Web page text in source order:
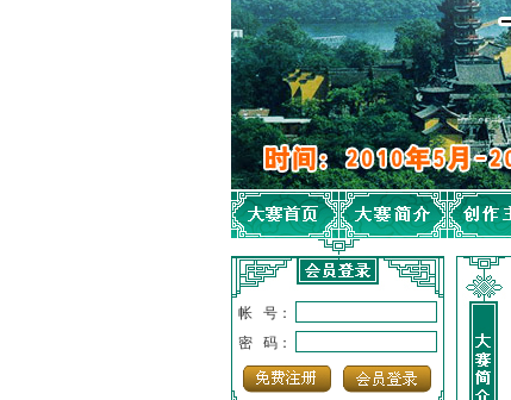
帐 号：
密 码：